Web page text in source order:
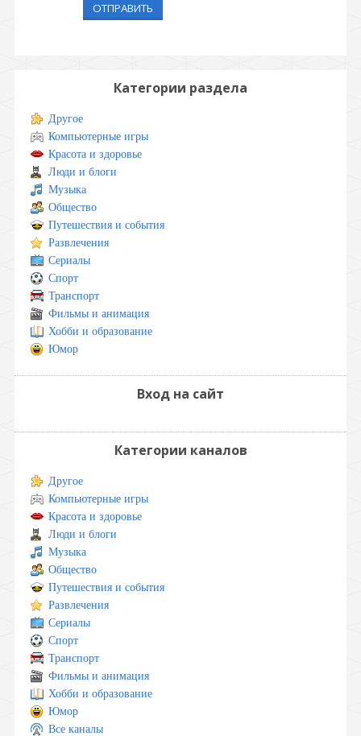
ОТПРАВИТЬ
Категории раздела
Другое
Компьютерные игры
Красота и здоровье
Люди и блоги
Музыка
Общество
Путешествия и события
Развлечения
Сериалы
Спорт
Транспорт
Фильмы и анимация
Хобби и образование
Юмор
Вход на сайт
Категории каналов
Другое
Компьютерные игры
Красота и здоровье
Люди и блоги
Музыка
Общество
Путешествия и события
Развлечения
Сериалы
Спорт
Транспорт
Фильмы и анимация
Хобби и образование
Юмор
Все каналы